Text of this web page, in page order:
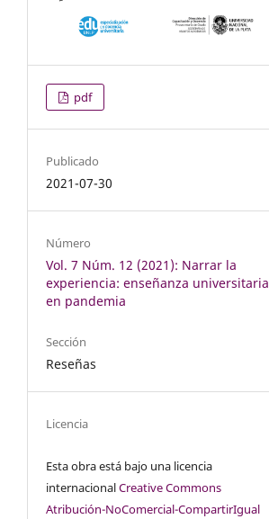
pdf
Publicado
2021-07-30
Número
Vol. 7 Núm. 12 (2021): Narrar la
experiencia: enseñanza universitaria
en pandemia
Sección
Reseñas
Licencia
Esta obra está bajo una licencia
internacionalCreative Commons
Atribución-NoComercial-CompartirIgual